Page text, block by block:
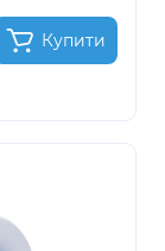
Купити